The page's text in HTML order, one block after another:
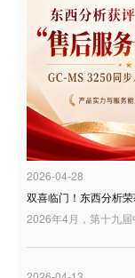
2026-04-28